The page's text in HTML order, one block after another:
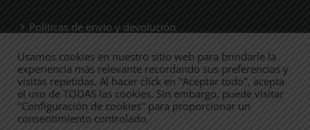
Políticas de envio y devolución
Quienes Somos
Tienda
Usamos cookies en nuestro sitio web para brindarle la
experiencia más relevante recordando sus preferencias y
visitas repetidas. Al hacer click en "Aceptar todo", acepta
el uso de TODAS las cookies. Sin embargo, puede visitar
"Configuración de cookies" para proporcionar un
consentimiento controlado.